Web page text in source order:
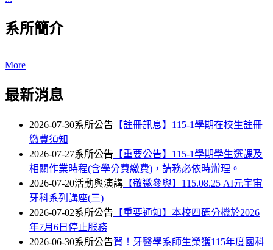
系所簡介
More
最新消息
2026-07-30系所公告 【註冊訊息】115-1學期在校生註冊
繳費須知
2026-07-27系所公告 【重要公告】115-1學期學生選課及
相關作業時程(含學分費繳費)，請務必依時辦理。
2026-07-20活動與演講 【敬邀參與】115.08.25 AI元宇宙
牙科系列講座(三)
2026-07-02系所公告 【重要通知】本校四碼分機於2026
年7月6日停止服務
2026-06-30系所公告賀！牙醫學系師生榮獲115年度國科